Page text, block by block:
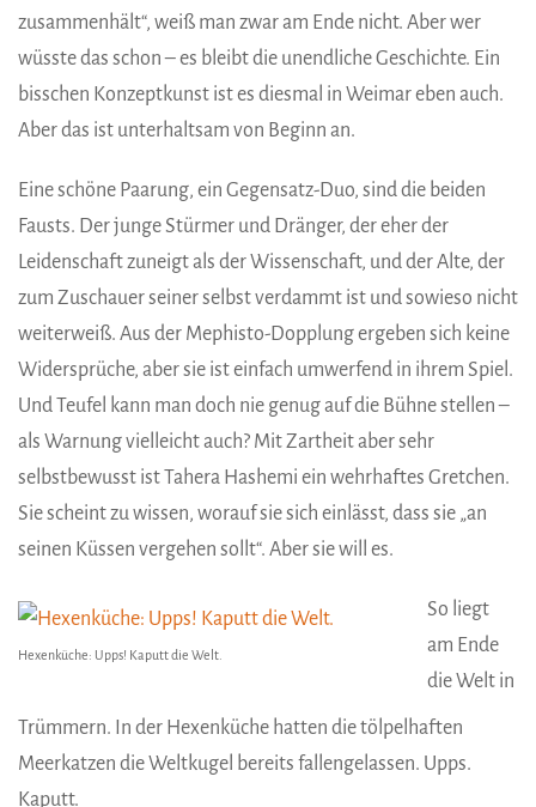
zusammenhält“, weiß man zwar am Ende nicht. Aber wer
wüsste das schon – es bleibt die unendliche Geschichte. Ein
bisschen Konzeptkunst ist es diesmal in Weimar eben auch.
Aber das ist unterhaltsam von Beginn an.
Eine schöne Paarung, ein Gegensatz-Duo, sind die beiden
Fausts. Der junge Stürmer und Dränger, der eher der
Leidenschaft zuneigt als der Wissenschaft, und der Alte, der
zum Zuschauer seiner selbst verdammt ist und sowieso nicht
weiterweiß. Aus der Mephisto-Dopplung ergeben sich keine
Widersprüche, aber sie ist einfach umwerfend in ihrem Spiel.
Und Teufel kann man doch nie genug auf die Bühne stellen –
als Warnung vielleicht auch? Mit Zartheit aber sehr
selbstbewusst ist Tahera Hashemi ein wehrhaftes Gretchen.
Sie scheint zu wissen, worauf sie sich einlässt, dass sie „an
seinen Küssen vergehen sollt“. Aber sie will es.
Hexenküche: Upps! Kaputt die Welt.
So liegt
am Ende
die Welt in
Trümmern. In der Hexenküche hatten die tölpelhaften
Meerkatzen die Weltkugel bereits fallengelassen. Upps.
Kaputt.